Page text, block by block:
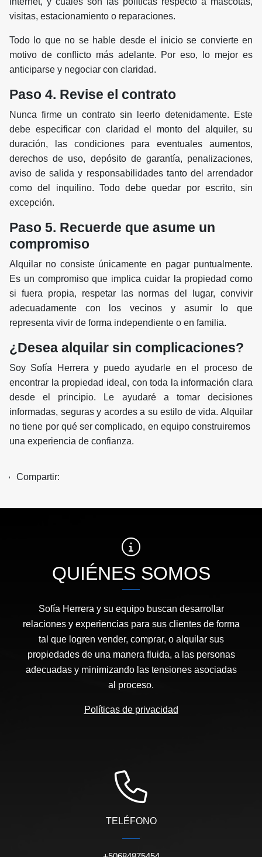
visitas, estacionamiento o reparaciones.
Todo lo que no se hable desde el inicio se convierte en
motivo de conflicto más adelante. Por eso, lo mejor es
anticiparse y negociar con claridad.
Paso 4. Revise el contrato
Nunca firme un contrato sin leerlo detenidamente. Este
debe especificar con claridad el monto del alquiler, su
duración, las condiciones para eventuales aumentos,
derechos de uso, depósito de garantía, penalizaciones,
aviso de salida y responsabilidades tanto del arrendador
como del inquilino. Todo debe quedar por escrito, sin
excepción.
Paso 5. Recuerde que asume un
compromiso
Alquilar no consiste únicamente en pagar puntualmente.
Es un compromiso que implica cuidar la propiedad como
si fuera propia, respetar las normas del lugar, convivir
adecuadamente con los vecinos y asumir lo que
representa vivir de forma independiente o en familia.
¿Desea alquilar sin complicaciones?
Soy Sofía Herrera y puedo ayudarle en el proceso de
encontrar la propiedad ideal, con toda la información clara
desde el principio. Le ayudaré a tomar decisiones
informadas, seguras y acordes a su estilo de vida. Alquilar
no tiene por qué ser complicado, en equipo construiremos
una experiencia de confianza.
Compartir:
QUIÉNES SOMOS
Sofía Herrera y su equipo buscan desarrollar
relaciones y experiencias para sus clientes de forma
tal que logren vender, comprar, o alquilar sus
propiedades de una manera fluida, a las personas
adecuadas y minimizando las tensiones asociadas
al proceso.
Políticas de privacidad
TELÉFONO